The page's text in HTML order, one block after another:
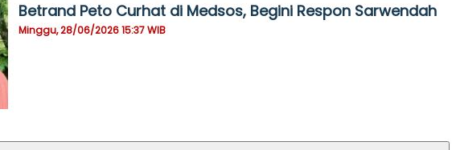
Betrand Peto Curhat di Medsos, Begini Respon Sarwendah
Minggu, 28/06/2026 15:37 WIB